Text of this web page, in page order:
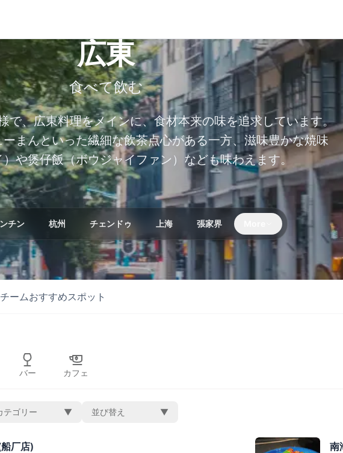
広東
食べて飲む
で、広東料理をメインに、食材本来の味を追求しています。
まんといった繊細な飲茶点心がある一方、滋味豊かな焼味
や煲仔飯（ボウジャイファン）なども味わえます。
チン 杭州 チェンドゥ 上海 張家界
ームおすすめスポット
バー カフェ
テゴリー ▼ 並び替え ▼
厂店) 南